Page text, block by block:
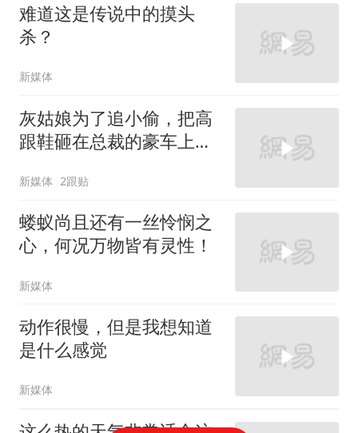
难道这是传说中的摸头
杀？
新媒体
灰姑娘为了追小偷，把高
跟鞋砸在总裁的豪车上，
新媒体 2跟贴
蝼蚁尚且还有一丝怜悯之
心，何况万物皆有灵性！
新媒体
动作很慢，但是我想知道
是什么感觉
新媒体